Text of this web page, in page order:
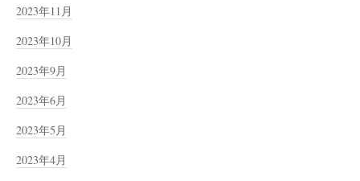
2023年11月
2023年10月
2023年9月
2023年6月
2023年5月
2023年4月